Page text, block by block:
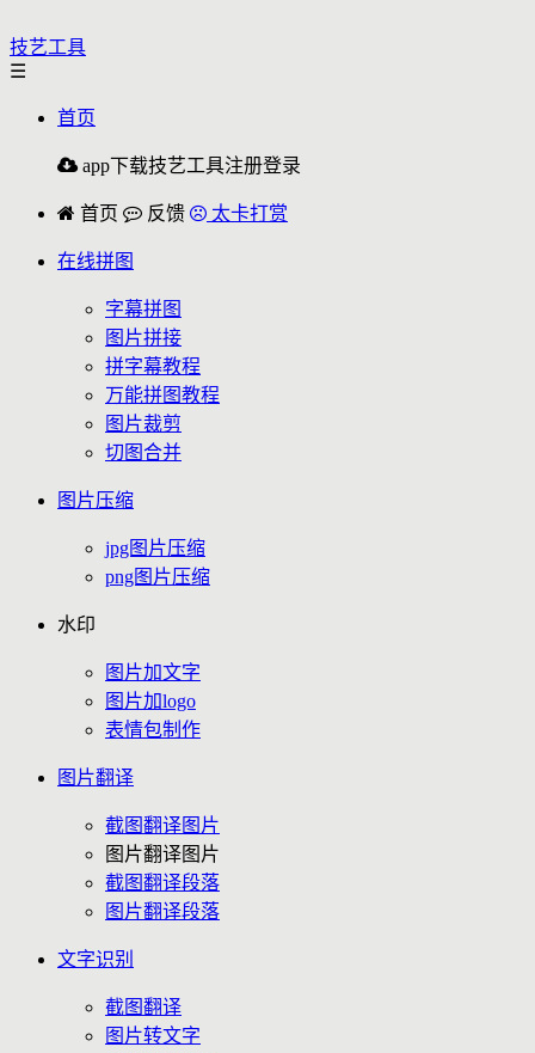
技艺工具
☰
首页
app下载技艺工具注册登录
首页 反馈 太卡打赏
在线拼图
字幕拼图
图片拼接
拼字幕教程
万能拼图教程
图片裁剪
切图合并
图片压缩
jpg图片压缩
png图片压缩
水印
图片加文字
图片加logo
表情包制作
图片翻译
截图翻译图片
图片翻译图片
截图翻译段落
图片翻译段落
文字识别
截图翻译
图片转文字